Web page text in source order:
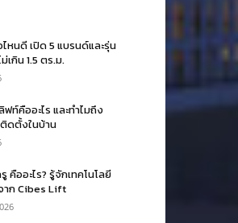
หนดี เปิด 5 แบรนด์และรุ่น
เกิน 1.5 ตร.ม.
ท์คืออะไร และทำไมถึง
ติดตั้งในบ้าน
คืออะไร? รู้จักเทคโนโลยี
ก Cibes Lift